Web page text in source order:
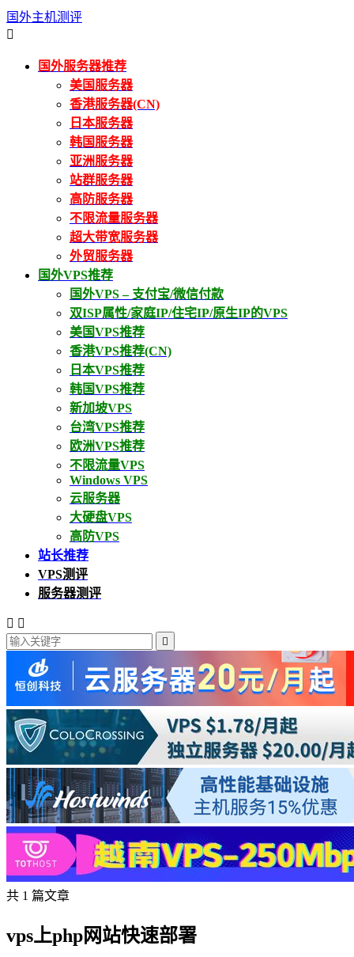
国外主机测评

国外服务器推荐
美国服务器
香港服务器(CN)
日本服务器
韩国服务器
亚洲服务器
站群服务器
高防服务器
不限流量服务器
超大带宽服务器
外贸服务器
国外VPS推荐
国外VPS – 支付宝/微信付款
双ISP属性/家庭IP/住宅IP/原生IP的VPS
美国VPS推荐
香港VPS推荐(CN)
日本VPS推荐
韩国VPS推荐
新加坡VPS
台湾VPS推荐
欧洲VPS推荐
不限流量VPS
Windows VPS
云服务器
大硬盘VPS
高防VPS
站长推荐
VPS测评
服务器测评
 

共 1 篇文章
vps上php网站快速部署